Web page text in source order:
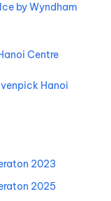
by Wyndham
Centre
Hanoi
2023
2025